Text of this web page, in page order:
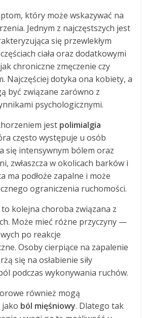
który może wskazywać na
Jednym z najczęstszych jest
się przewlekłym
ciała oraz dodatkowymi
chroniczne zmęczenie czy
Najczęściej dotyka ona kobiety, a
być związane zarówno z
psychologicznymi.
jest polimialgia
często występuje u osób
się intensywnym bólem oraz
zwłaszcza w okolicach barków i
ma podłoże zapalne i może
ograniczenia ruchomości.
to kolejna choroba związana z
Może mieć różne przyczyny —
po reakcje
Osoby cierpiące na zapalenie
się na osłabienie siły
podczas wykonywania ruchów.
również mogą
jako ból mięśniowy. Dlatego tak